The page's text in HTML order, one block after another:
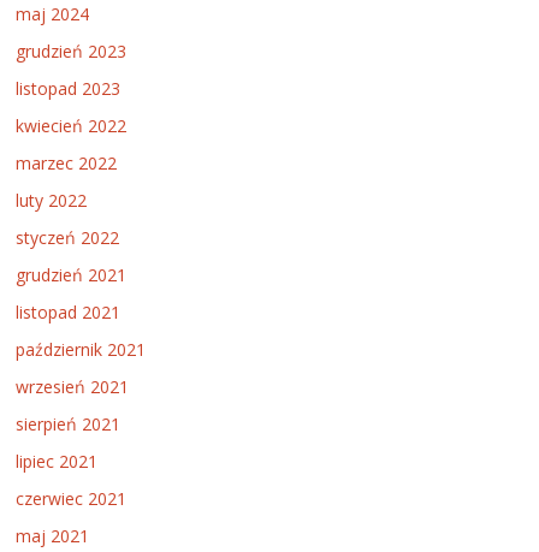
maj 2024
grudzień 2023
listopad 2023
kwiecień 2022
marzec 2022
luty 2022
styczeń 2022
grudzień 2021
listopad 2021
październik 2021
wrzesień 2021
sierpień 2021
lipiec 2021
czerwiec 2021
maj 2021